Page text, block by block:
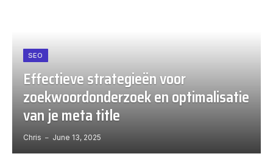
SEO
Effectieve strategieën voor
zoekwoordonderzoek en optimalisatie
van je meta title
Chris June 13, 2025